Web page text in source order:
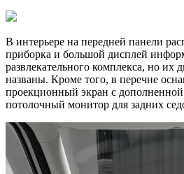
В интерьере на передней панели
приборка и большой дисплей
развлекательного комплекса, но их
названы. Кроме того, в перечне
проекционный экран с
потолочный монитор для задних